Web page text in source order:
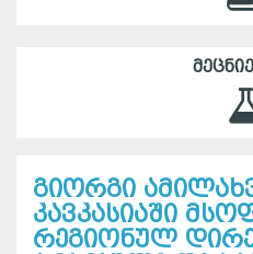
გიორგი
კავკასიაში
რეგიონულ